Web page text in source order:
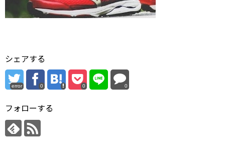
シェアする
error 0 0 0
フォローする